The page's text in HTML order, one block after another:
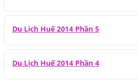
Du Lịch Huế 2014 Phần 5
Du Lịch Huế 2014 Phần 4